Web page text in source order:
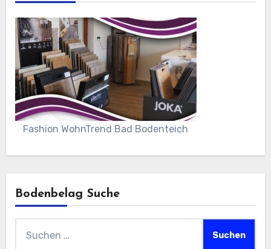
Fashion WohnTrend Bad Bodenteich
Bodenbelag Suche
nach: